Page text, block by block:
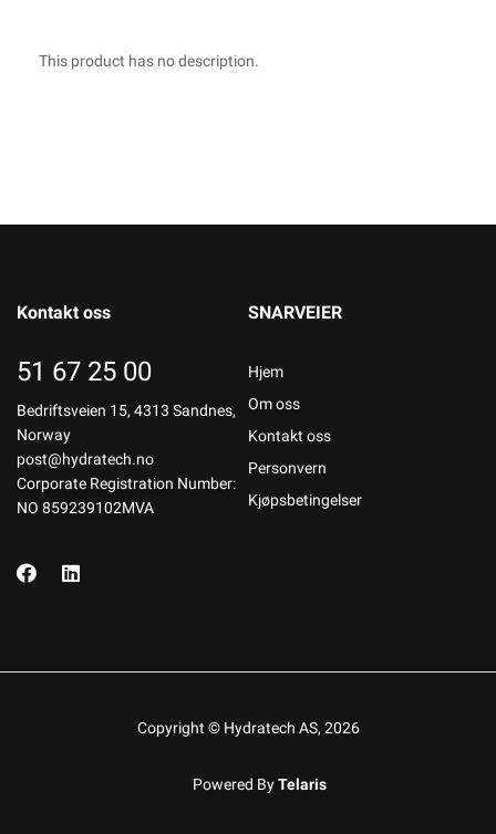
This product has no description.
Kontakt oss
51 67 25 00
Bedriftsveien 15, 4313 Sandnes,
Norway
post@hydratech.no
Corporate Registration Number:
NO 859239102MVA
SNARVEIER
Hjem
Om oss
Kontakt oss
Personvern
Kjøpsbetingelser
Copyright © Hydratech AS, 2026
Powered ByTelaris